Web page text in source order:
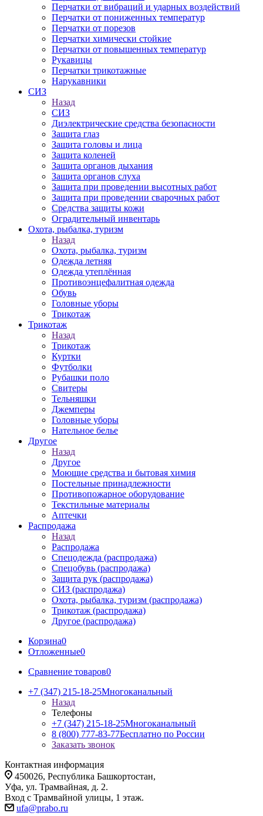
Перчатки от вибраций и ударных воздействий
Перчатки от пониженных температур
Перчатки от порезов
Перчатки химически стойкие
Перчатки от повышенных температур
Рукавицы
Перчатки трикотажные
Нарукавники
СИЗ
Назад
СИЗ
Диэлектрические средства безопасности
Защита глаз
Защита головы и лица
Защита коленей
Защита органов дыхания
Защита органов слуха
Защита при проведении высотных работ
Защита при проведении сварочных работ
Средства защиты кожи
Оградительный инвентарь
Охота, рыбалка, туризм
Назад
Охота, рыбалка, туризм
Одежда летняя
Одежда утеплённая
Противоэнцефалитная одежда
Обувь
Головные уборы
Трикотаж
Трикотаж
Назад
Трикотаж
Куртки
Футболки
Рубашки поло
Свитеры
Тельняшки
Джемперы
Головные уборы
Нательное белье
Другое
Назад
Другое
Моющие средства и бытовая химия
Постельные принадлежности
Противопожарное оборудование
Текстильные материалы
Аптечки
Распродажа
Назад
Распродажа
Спецодежда (распродажа)
Спецобувь (распродажа)
Защита рук (распродажа)
СИЗ (распродажа)
Охота, рыбалка, туризм (распродажа)
Трикотаж (распродажа)
Другое (распродажа)
Корзина0
Отложенные0
Сравнение товаров0
+7 (347) 215-18-25Многоканальный
Назад
Телефоны
+7 (347) 215-18-25Многоканальный
8 (800) 777-83-77Бесплатно по России
Заказать звонок
Контактная информация
450026, Республика Башкортостан,
Уфа, ул. Трамвайная, д. 2.
Вход с Трамвайной улицы, 1 этаж.
ufa@prabo.ru